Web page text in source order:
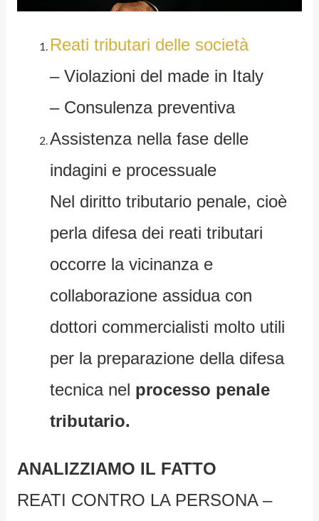
Reati tributari delle società
– Violazioni del made in Italy
– Consulenza preventiva
Assistenza nella fase delle
indagini e processuale
Nel diritto tributario penale, cioè
perla difesa dei reati tributari
occorre la vicinanza e
collaborazione assidua con
dottori commercialisti molto utili
per la preparazione della difesa
tecnica nel processo penale
tributario.
ANALIZZIAMO IL FATTO
REATI CONTRO LA PERSONA –